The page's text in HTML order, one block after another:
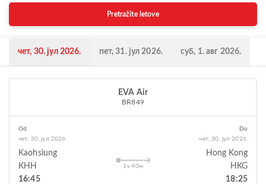
Pretražite letove
чет, 30. јул 2026. пет, 31. јул 2026. суб, 1. авг 2026.
EVA Air
BR849
Od
чет, 30. јул 2026.
Kaohsiung
KHH
16:45
1ч 40м
Do
чет, 30. јул 2026.
Hong Kong
HKG
18:25